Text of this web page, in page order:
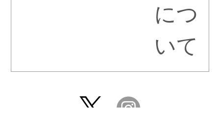
につ
いて